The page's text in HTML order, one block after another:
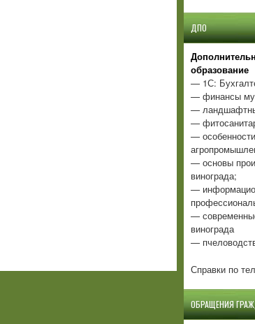
ДПО
Д
образование
— 1С:
— финансы
—
—
—
— основы
винограда;
—
—
винограда
—
Справки по
ОБРАЩЕНИЯ